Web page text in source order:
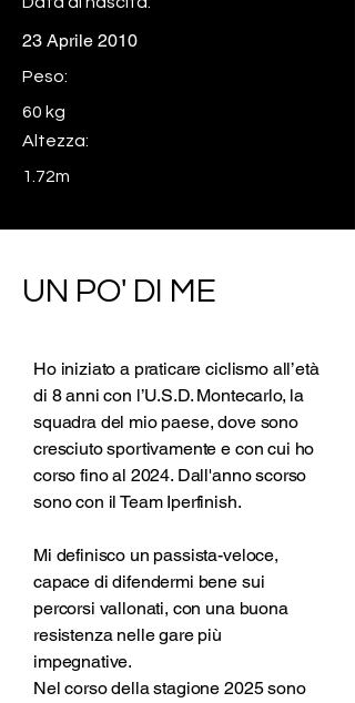
23 Aprile 2010
Peso:
60 kg
Altezza:
1.72m
UN PO' DI ME
Ho iniziato a praticare ciclismo all’età
di 8 anni con l’U.S.D. Montecarlo, la
squadra del mio paese, dove sono
cresciuto sportivamente e con cui ho
corso fino al 2024. Dall'anno scorso
sono con il Team Iperfinish.
Mi definisco un passista-veloce,
capace di difendermi bene sui
percorsi vallonati, con una buona
resistenza nelle gare più
impegnative.
Nel corso della stagione 2025 sono